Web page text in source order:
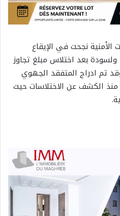
الأمنية نجحت في الإيقاع
بعد اختلاس مبلغ تجاوز
وقد تم ادراج المتفقد الجهوي
منذ الكشف عن الاختلاسات حيث